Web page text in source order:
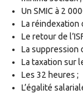
Un SMIC à 2
La réindexation
Le retour de
La suppression
La taxation sur
Les 32 heures ;
L’égalité